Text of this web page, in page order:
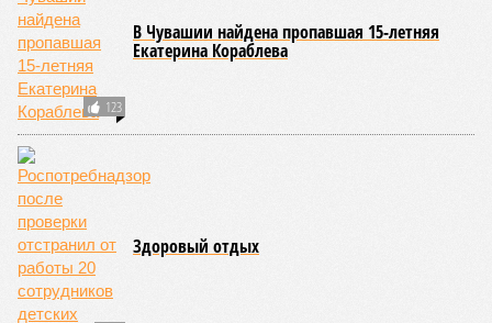
Версия //Общество
спорта по борьбе керешу
Заткнуть за пояс